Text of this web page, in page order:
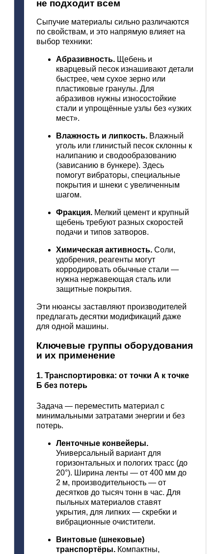
не подходит всем
Сыпучие материалы сильно различаются
по свойствам, и это напрямую влияет на
выбор техники:
Абразивность. Щебень и
кварцевый песок изнашивают детали
быстрее, чем сухое зерно или
пластиковые гранулы. Для
абразивов нужны износостойкие
стали и упрощённые узлы без «узких
мест».
Влажность и липкость. Влажный
уголь или глинистый песок склонны к
налипанию и сводообразованию
(зависанию в бункере). Здесь
помогут вибраторы, специальные
покрытия и шнеки с увеличенным
шагом.
Фракция. Мелкий цемент и крупный
щебень требуют разных скоростей
подачи и типов затворов.
Химическая активность. Соли,
удобрения, реагенты могут
корродировать обычные стали —
нужна нержавеющая сталь или
защитные покрытия.
Эти нюансы заставляют производителей
предлагать десятки модификаций даже
для одной машины.
Ключевые группы оборудования
и их применение
1. Транспортировка: от точки А к точке
Б без потерь
Задача — переместить материал с
минимальными затратами энергии и без
потерь.
Ленточные конвейеры.
Универсальный вариант для
горизонтальных и пологих трасс (до
20°). Ширина ленты — от 400 мм до
2 м, производительность — от
десятков до тысяч тонн в час. Для
пыльных материалов ставят
укрытия, для липких — скребки и
вибрационные очистители.
Винтовые (шнековые)
транспортёры. Компактны,